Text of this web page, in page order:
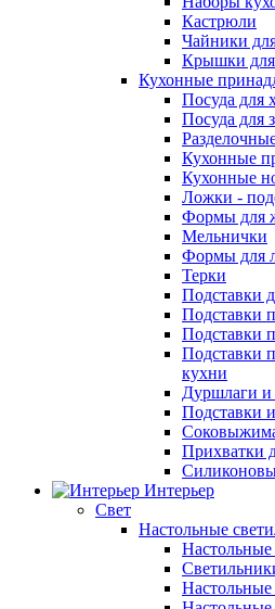
Кастрюли
Чайники
Крышки
Кухонные
Посуда для
Посуда для
Кухонные
Кухонные
Ложки -
Формы для
Мельнички
Формы для
Терки
Подставки
Подставки
Подставки
Подставки
кухни
Дуршлаги и
Подставки
Прихватки
Интерьер
Свет
Настольные